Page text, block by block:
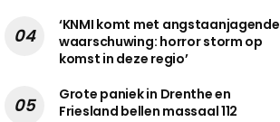
‘KNMI komt met angstaanjagende
waarschuwing: horror storm op
komst in deze regio’
Grote paniek in Drenthe en
Friesland bellen massaal 112